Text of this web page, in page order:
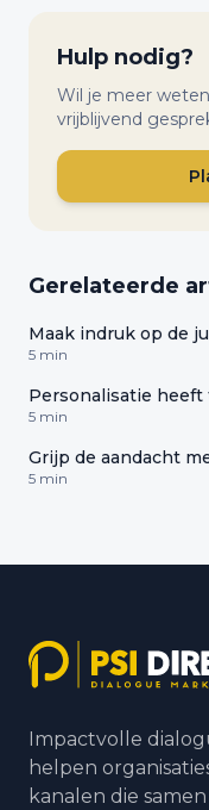
Hulp nodig?
Wil je meer
vrijblijvend
Gerelateerde
Maak indruk op de
5 min
Personalisatie heeft
5 min
Grijp de aandacht
5 min
Impactvolle
helpen
kanalen die